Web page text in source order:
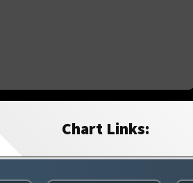
Chart Links: